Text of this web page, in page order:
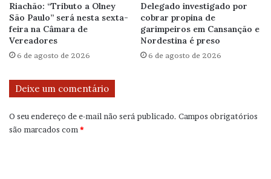
Riachão: “Tributo a Olney
São Paulo” será nesta sexta-
feira na Câmara de
Vereadores
6 de agosto de 2026
Delegado investigado por
cobrar propina de
garimpeiros em Cansanção e
Nordestina é preso
6 de agosto de 2026
Deixe um comentário
O seu endereço de e-mail não será publicado. Campos obrigatórios
são marcados com *